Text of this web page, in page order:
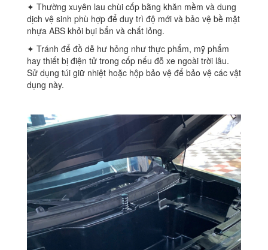
✦ Thường xuyên lau chùi cốp bằng khăn mềm và dung
dịch vệ sinh phù hợp để duy trì độ mới và bảo vệ bề mặt
nhựa ABS khỏi bụi bẩn và chất lỏng.
✦ Tránh để đồ dễ hư hỏng như thực phẩm, mỹ phẩm
hay thiết bị điện tử trong cốp nếu đỗ xe ngoài trời lâu.
Sử dụng túi giữ nhiệt hoặc hộp bảo vệ để bảo vệ các vật
dụng này.